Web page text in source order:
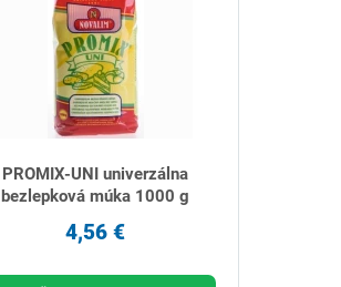
PROMIX-UNI univerzálna
bezlepková múka 1000 g
4,56 €